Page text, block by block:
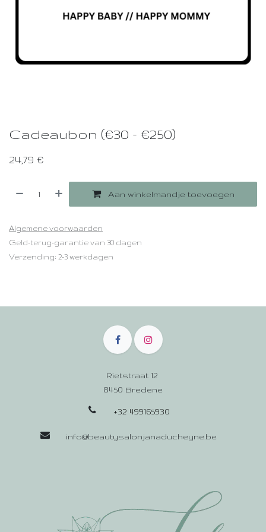
Cadeaubon (€30 - €250)
24,79 €
Aan winkelmandje toevoegen
Algemene voorwaarden
Geld-terug-garantie van 30 dagen
Verzending: 2-3 werkdagen
Rietstraat 12
8450 Bredene
+32 499165930
info@beautysalonjanaducheyne.be